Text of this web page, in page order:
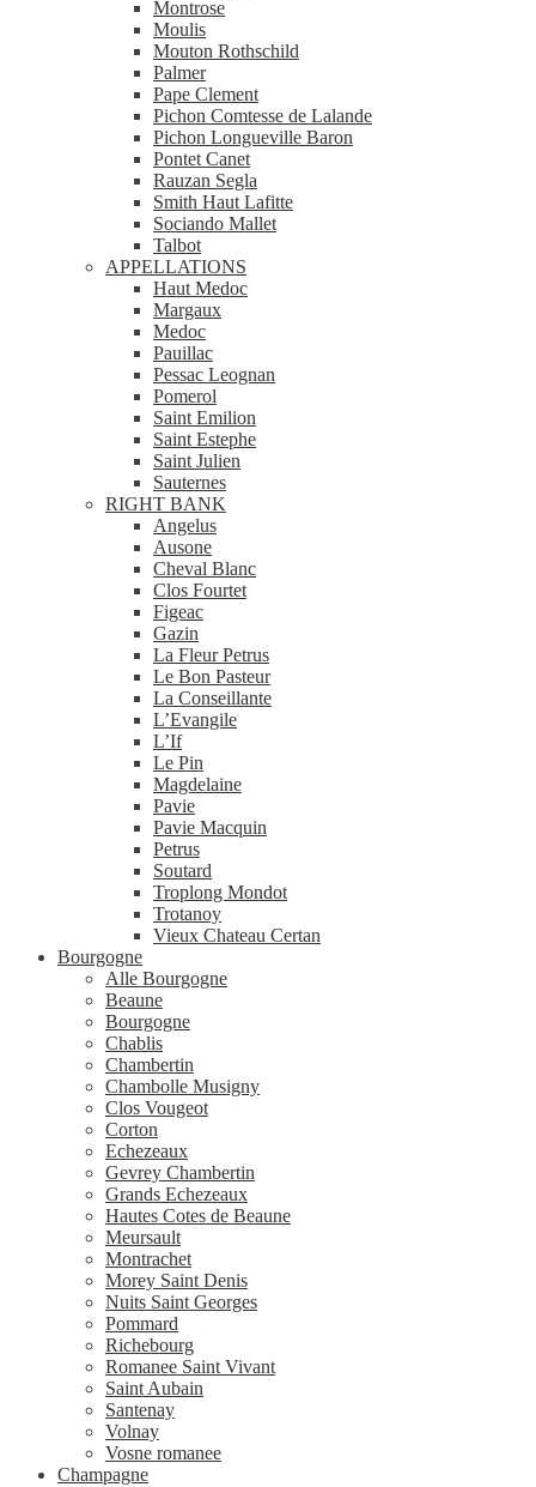
Montrose
Moulis
Mouton Rothschild
Palmer
Pape Clement
Pichon Comtesse de Lalande
Pichon Longueville Baron
Pontet Canet
Rauzan Segla
Smith Haut Lafitte
Sociando Mallet
Talbot
APPELLATIONS
Haut Medoc
Margaux
Medoc
Pauillac
Pessac Leognan
Pomerol
Saint Emilion
Saint Estephe
Saint Julien
Sauternes
RIGHT BANK
Angelus
Ausone
Cheval Blanc
Clos Fourtet
Figeac
Gazin
La Fleur Petrus
Le Bon Pasteur
La Conseillante
L’Evangile
L’If
Le Pin
Magdelaine
Pavie
Pavie Macquin
Petrus
Soutard
Troplong Mondot
Trotanoy
Vieux Chateau Certan
Bourgogne
Alle Bourgogne
Beaune
Bourgogne
Chablis
Chambertin
Chambolle Musigny
Clos Vougeot
Corton
Echezeaux
Gevrey Chambertin
Grands Echezeaux
Hautes Cotes de Beaune
Meursault
Montrachet
Morey Saint Denis
Nuits Saint Georges
Pommard
Richebourg
Romanee Saint Vivant
Saint Aubain
Santenay
Volnay
Vosne romanee
Champagne